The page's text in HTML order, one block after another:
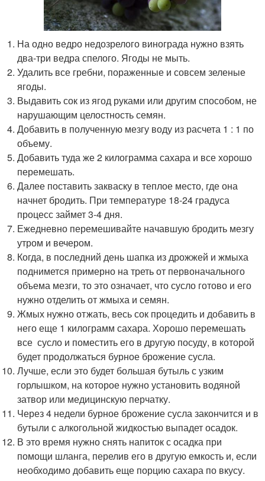
На одно ведро недозрелого винограда нужно взять
два-три ведра спелого. Ягоды не мыть.
Удалить все гребни, пораженные и совсем зеленые
ягоды.
Выдавить сок из ягод руками или другим способом, не
нарушающим целостность семян.
Добавить в полученную мезгу воду из расчета 1 : 1 по
объему.
Добавить туда же 2 килограмма сахара и все хорошо
перемешать.
Далее поставить закваску в теплое место, где она
начнет бродить. При температуре 18-24 градуса
процесс займет 3-4 дня.
Ежедневно перемешивайте начавшую бродить мезгу
утром и вечером.
Когда, в последний день шапка из дрожжей и жмыха
поднимется примерно на треть от первоначального
объема мезги, то это означает, что сусло готово и его
нужно отделить от жмыха и семян.
Жмых нужно отжать, весь сок процедить и добавить в
него еще 1 килограмм сахара. Хорошо перемешать
все сусло и поместить его в другую посуду, в которой
будет продолжаться бурное брожение сусла.
Лучше, если это будет большая бутыль с узким
горлышком, на которое нужно установить водяной
затвор или медицинскую перчатку.
Через 4 недели бурное брожение сусла закончится и в
бутыли с алкогольной жидкостью выпадет осадок.
В это время нужно снять напиток с осадка при
помощи шланга, перелив его в другую емкость и, если
необходимо добавить еще порцию сахара по вкусу.